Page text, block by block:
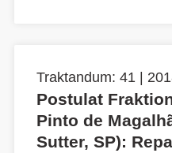
Traktandum: 41 |
Postulat
Pinto de
Sutter, SP):